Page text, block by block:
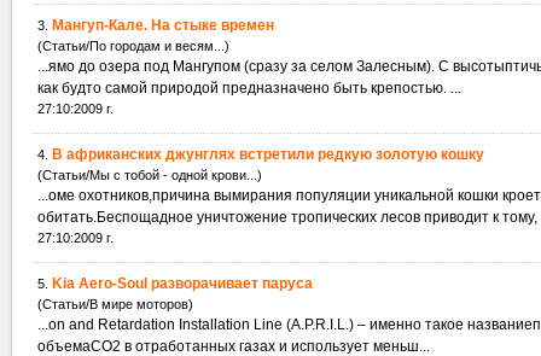
3. Мангуп-Кале. На стыке времен
(Статьи/По городам и весям...)
...ямо до озера под Мангупом (сразу за селом Залесным). С
как будто самой природой предназначено быть крепостью. ...
27:10:2009 г.
4. В африканских джунглях встретили редкую золотую кошку
(Статьи/Мы с тобой - одной крови...)
...оме охотников,причина вымирания популяции уникальной кошки
обитать.Беспощадное уничтожение тропических лесов приводит к тому,
27:10:2009 г.
5. Kia Aero-Soul разворачивает паруса
(Статьи/В мире моторов)
...on and Retardation Installation Line (A.P.R.I.L.) – именно такое
объемаСО2 в отработанных газах и использует меньш...